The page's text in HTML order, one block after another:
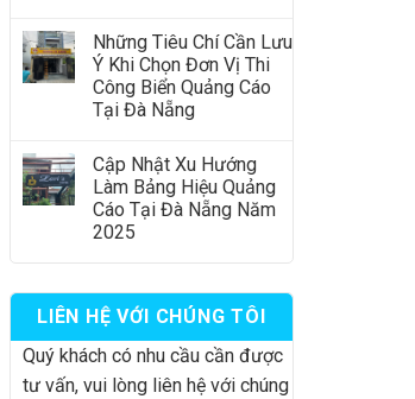
Những Tiêu Chí Cần Lưu
Ý Khi Chọn Đơn Vị Thi
Công Biển Quảng Cáo
Tại Đà Nẵng
Cập Nhật Xu Hướng
Làm Bảng Hiệu Quảng
Cáo Tại Đà Nẵng Năm
2025
LIÊN HỆ VỚI CHÚNG TÔI
Quý khách có nhu cầu cần được
tư vấn, vui lòng liên hệ với chúng